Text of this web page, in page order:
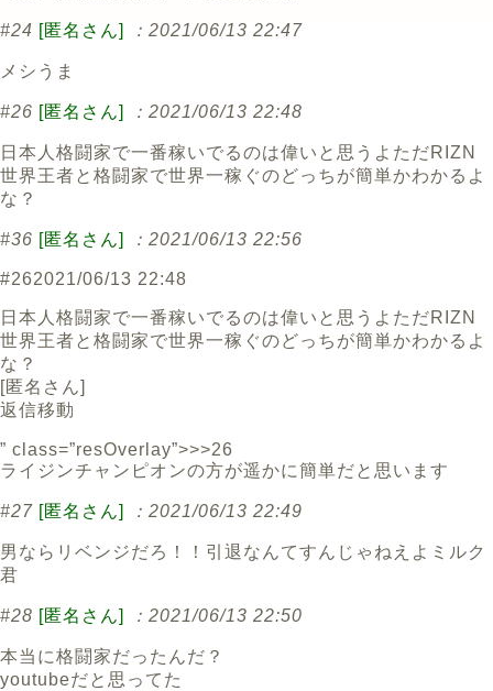
#24 [匿名さん] ：2021/06/13 22:47
メシうま
#26 [匿名さん] ：2021/06/13 22:48
日本人格闘家で一番稼いでるのは偉いと思うよただRIZN
世界王者と格闘家で世界一稼ぐのどっちが簡単かわかるよ
な？
#36 [匿名さん] ：2021/06/13 22:56
#262021/06/13 22:48
日本人格闘家で一番稼いでるのは偉いと思うよただRIZN
世界王者と格闘家で世界一稼ぐのどっちが簡単かわかるよ
な？
[匿名さん]
返信移動
” class=”resOverlay”>>>26
ライジンチャンピオンの方が遥かに簡単だと思います
#27 [匿名さん] ：2021/06/13 22:49
男ならリベンジだろ！！引退なんてすんじゃねえよミルク
君
#28 [匿名さん] ：2021/06/13 22:50
本当に格闘家だったんだ？
youtubeだと思ってた